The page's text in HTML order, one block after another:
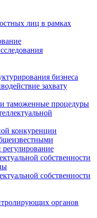
лиц в рамках
бизнеса
захвату
и таможенные процедуры
конкуренции
собственности
собственности
органов